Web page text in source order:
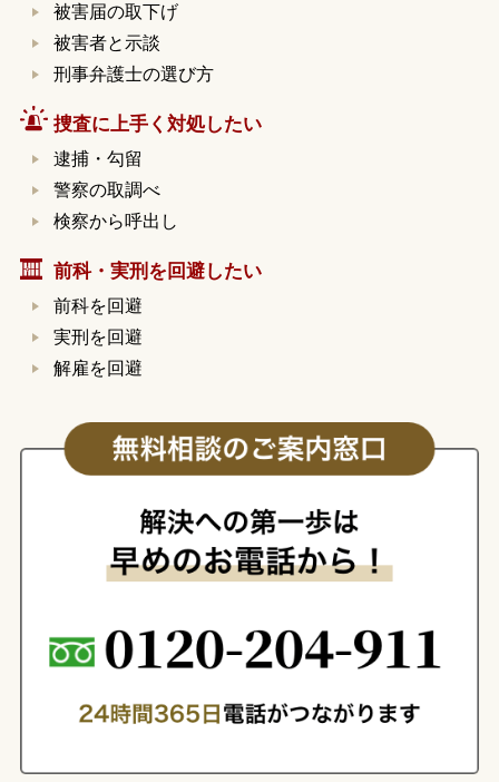
被害届の取下げ
被害者と示談
刑事弁護士の選び方
捜査に上手く対処したい
逮捕・勾留
警察の取調べ
検察から呼出し
前科・実刑を回避したい
前科を回避
実刑を回避
解雇を回避